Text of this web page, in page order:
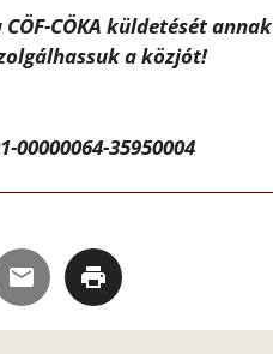
CÖKA küldetését annak
a közjót!
00000064-35950004